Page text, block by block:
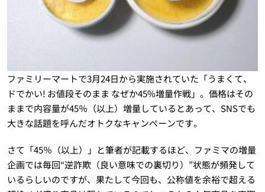
ファミリーマートで3月24日から実施されていた「うまくて、
ドでかい! お値段そのまま なぜか45%増量作戦」。価格はその
ままで内容量が45％（以上）増量しているとあって、SNSでも
大きな話題を呼んだオトクなキャンペーンです。
さて「45％（以上）」と筆者が記載するほど、ファミマの増量
企画では毎回“逆詐欺（良い意味での裏切り）”状態が頻発して
いるらしいのですが、果たして今回も、公称値を余裕で超える